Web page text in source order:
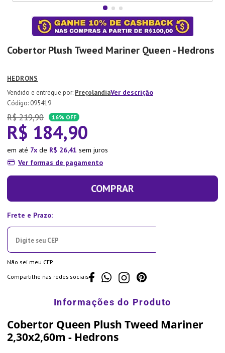
Cobertor Plush Tweed Mariner Queen - Hedrons
HEDRONS
PreçolandiaVer descrição
: 095419
R$ 219,90 16% OFF
R$ 184,90
em até 7 de R$ 26,41 sem juros
Ver formas de pagamento
COMPRAR
Não sei meu CEP
Compartilhe nas redes sociais
Cobertor Queen Plush Tweed Mariner
2,30x2,60m - Hedrons
Tapete